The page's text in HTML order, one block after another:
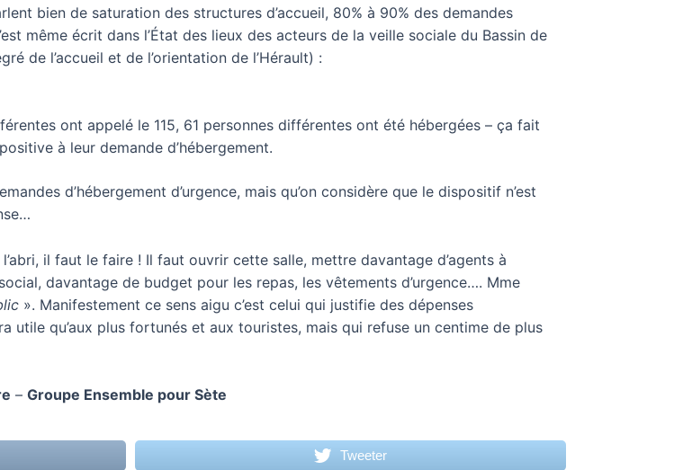
bien de saturation des structures d’accueil, 80% à 90% des demandes
même écrit dans l’État des lieux des acteurs de la veille sociale du Bassin de
de l’accueil et de l’orientation de l’Hérault) :
ont appelé le 115, 61 personnes différentes ont été hébergées – ça fait
à leur demande d’hébergement.
d’hébergement d’urgence, mais qu’on considère que le dispositif n’est
il faut le faire ! Il faut ouvrir cette salle, mettre davantage d’agents à
davantage de budget pour les repas, les vêtements d’urgence…. Mme
». Manifestement ce sens aigu c’est celui qui justifie des dépenses
utile qu’aux plus fortunés et aux touristes, mais qui refuse un centime de plus
– Groupe Ensemble pour Sète
Tweeter